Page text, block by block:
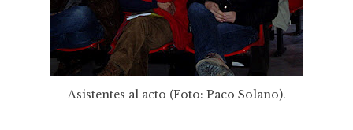
Asistentes al acto (Foto: Paco Solano).